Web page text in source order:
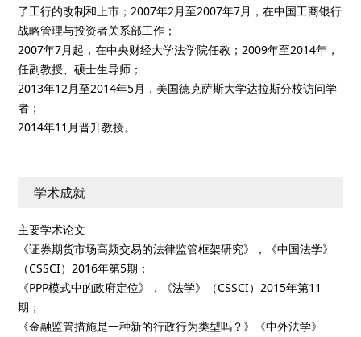
了工行的改制和上市；2007年2月至2007年7月，在中国工商银行
战略管理与投资者关系部工作；
2007年7月起，在中央财经大学法学院任教；2009年至2014年，
任副教授、硕士生导师；
2013年12月至2014年5月，美国德克萨斯大学达拉斯分校访问学
者；
2014年11月晋升教授。
学术成就
主要学术论文
《证券期货市场高频交易的法律监管框架研究》，《中国法学》
（CSSCI）2016年第5期；
《PPP模式中的政府定位》，《法学》（CSSCI）2015年第11
期；
《金融监管措施是一种新的行政行为类型吗？》《中外法学》